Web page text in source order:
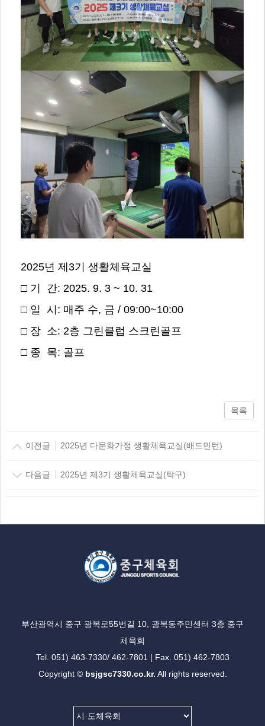
2025년 제3기 생활체육교실
□ 기 간: 2025. 9. 3 ~ 10. 31
□ 일 시: 매주 수, 금 / 09:00~10:00
□ 장 소: 2층 그린클럽 스크린골프
□ 종 목: 골프
목록
이전글 2025년 다문화가정 생활체육교실(배드민턴)
다음글 2025년 제3기 생활체육교실(탁구)
부산광역시 중구 광복로55번길 10, 광복동주민센터 3층 중구
체육회
Tel. 051) 463-7330/ 462-7801 | Fax. 051) 462-7803
Copyright © bsjgsc7330.co.kr. All rights reserved.